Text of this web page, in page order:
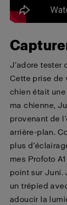
J’adore tester
Cette prise de
chien était
ma chienne,
provenant de
arrière-plan.
plus
mes Profoto
point sur Juni.
un trépied
adoucir la